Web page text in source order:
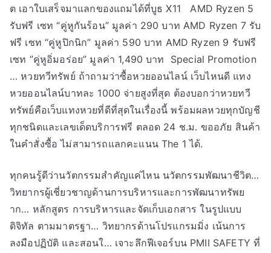
ต เอาใบเสร็จมาแลกของแถมได้ที่บูธ X11 AMD Ryzen 5
รับฟรี เซท “คู่หูกันร้อน” มูลค่า 290 บาท AMD Ryzen 7 รับ
ฟรี เซท “คู่หูปิกนิก” มูลค่า 590 บาท AMD Ryzen 9 รับฟรี
เซท ”คู่หูอิ่มอร่อย” มูลค่า 1,490 บาท Special Promotion
… หวยทวีทรัพย์ ถ้าถามว่าซื้อหวยออนไลน์ เว็บไหนดี แทง
หวยออนไลน์บาทละ 1000 จ่ายสูงที่สุด ต้องบอกว่าหวยทวี
ทรัพย์คือเว็บแทงหวยที่ดีที่สุดในเรื่องนี้ พร้อมผลหวยทุกบัญชี
ทุกชนิดและเลขเด็ดบริการฟรี ตลอด 24 ช.ม. ขออภัย สินค้า
ในคำสั่งซื้อ ไม่สามารถแลกคะแนน The 1 ได้.
ทุกคนรู้ดีว่านวัตกรรมสำคัญแค่ไหน นวัตกรรมพัฒนาชีวิต…
วิทยากรผู้เชี่ยวชาญด้านการบริหารและการพัฒนาทรัพย
าก… หลักสูตร การบริหารและจัดเก็บเอกสาร ในรูปแบบ
ดิจิทัล ตามมาตรฐา… วิทยากรด้านโปรแกรมมิ่ง เน้นการ
ลงมือปฏิบัติ และสอนใ… เจาะลึกฟีเจอร์บน PMII SAFETY ที่